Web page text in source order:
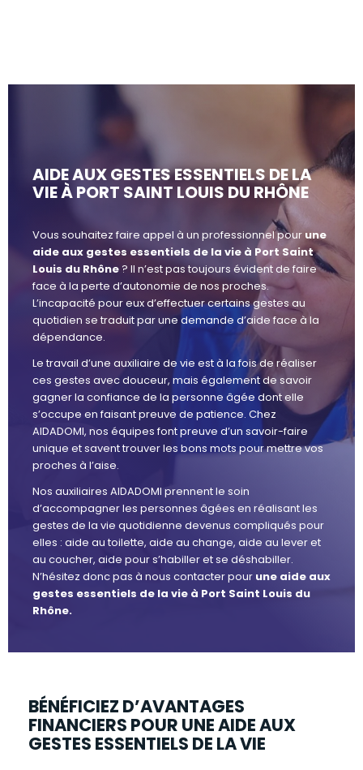
AIDE AUX GESTES ESSENTIELS DE LA
VIE À PORT SAINT LOUIS DU RHÔNE
Vous souhaitez faire appel à un professionnel pourune
aide aux gestes essentiels de la vie à Port Saint
Louis du Rhône ? Il n’est pas toujours évident de faire
face à la perte d’autonomie de nos proches.
L’incapacité pour eux d’effectuer certains gestes au
quotidien se traduit par une demande d’aide face à la
dépendance.
Le travail d’une auxiliaire de vie est à la fois de réaliser
ces gestes avec douceur, mais également de savoir
gagner la confiance de la personne âgée dont elle
s’occupe en faisant preuve de patience. Chez
AIDADOMI, nos équipes font preuve d’un savoir-faire
unique et savent trouver les bons mots pour mettre vos
proches à l’aise.
Nos auxiliaires AIDADOMI prennent le soin
d’accompagner les personnes âgées en réalisant les
gestes de la vie quotidienne devenus compliqués pour
elles : aide au toilette, aide au change, aide au lever et
au coucher, aide pour s’habiller et se déshabiller.
N’hésitez donc pas à nous contacter pour une aide aux
gestes essentiels de la vie à Port Saint Louis du
Rhône.
BÉNÉFICIEZ D’AVANTAGES
FINANCIERS POUR UNE AIDE AUX
GESTES ESSENTIELS DE LA VIE